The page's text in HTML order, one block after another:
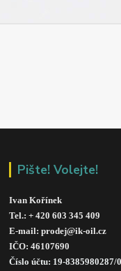
Pište! Volejte!
Ivan Kořínek
Tel.: + 420 603 345 409
E-mail: prodej@ik-oil.cz
IČO: 46107690
Číslo účtu: 19-8385980287/